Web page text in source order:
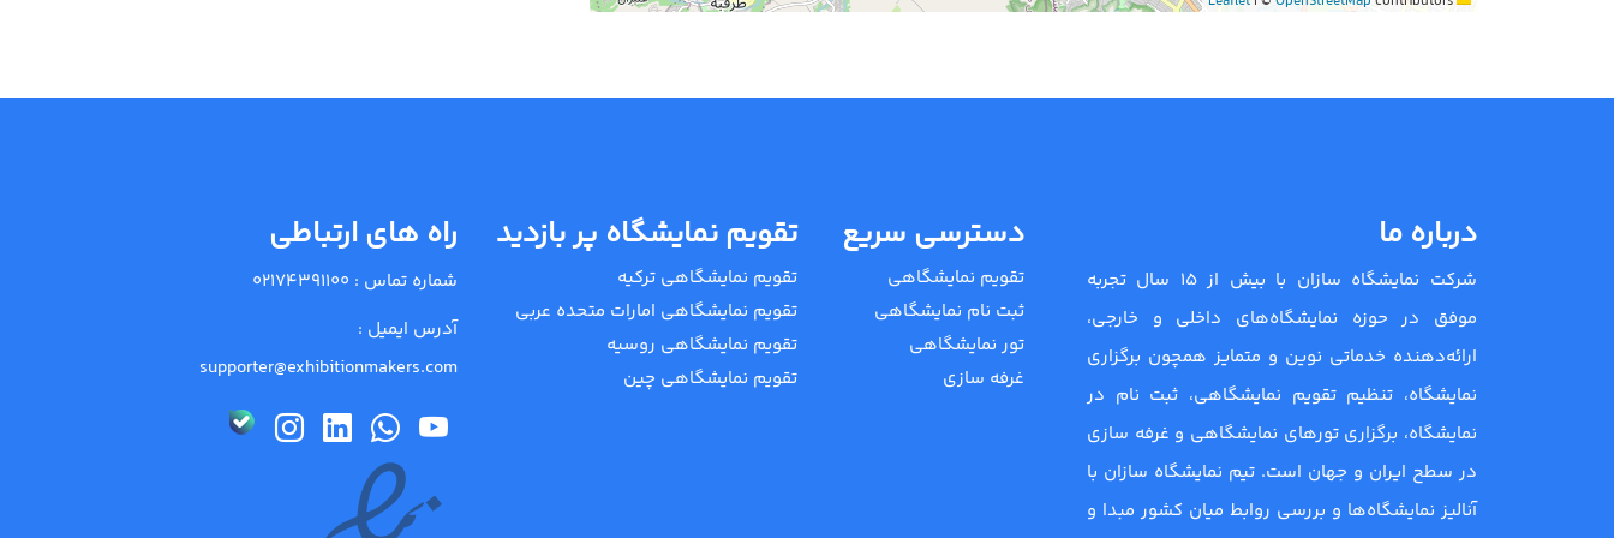
درباره ما
شرکت نمایشگاه سازان با بیش از 15 سال تجربه
موفق در حوزه نمایشگاه‌های داخلی و خارجی،
ارائه‌دهنده خدماتی نوین و متمایز همچون برگزاری
نمایشگاه، تنظیم تقویم نمایشگاهی، ثبت نام در
نمایشگاه، برگزاری تورهای نمایشگاهی و غرفه سازی
در سطح ایران و جهان است. تیم نمایشگاه سازان با
آنالیز نمایشگاه‌ها و بررسی روابط میان کشور مبدا و
دسترسی سریع
تقویم نمایشگاهی
ثبت نام نمایشگاهی
تور نمایشگاهی
غرفه سازی
تقویم نمایشگاه پر بازدید
تقویم نمایشگاهی ترکیه
تقویم نمایشگاهی امارات متحده عربی
تقویم نمایشگاهی روسیه
تقویم نمایشگاهی چین
راه های ارتباطی
شماره تماس : 02174391100
آدرس ایمیل :
supporter@exhibitionmakers.com